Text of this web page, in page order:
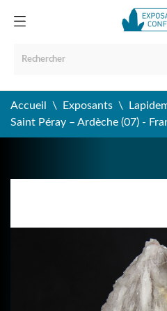
Accueil Exposants
Saint Péray – Ardèche (07) -